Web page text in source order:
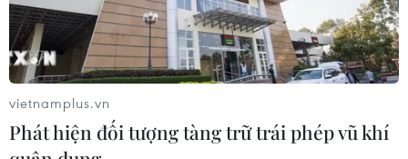
07/08/2026 06:30
Xem thêm
vietnamplus.vn
Phát hiện đối tượng tàng trữ trái phép vũ khí